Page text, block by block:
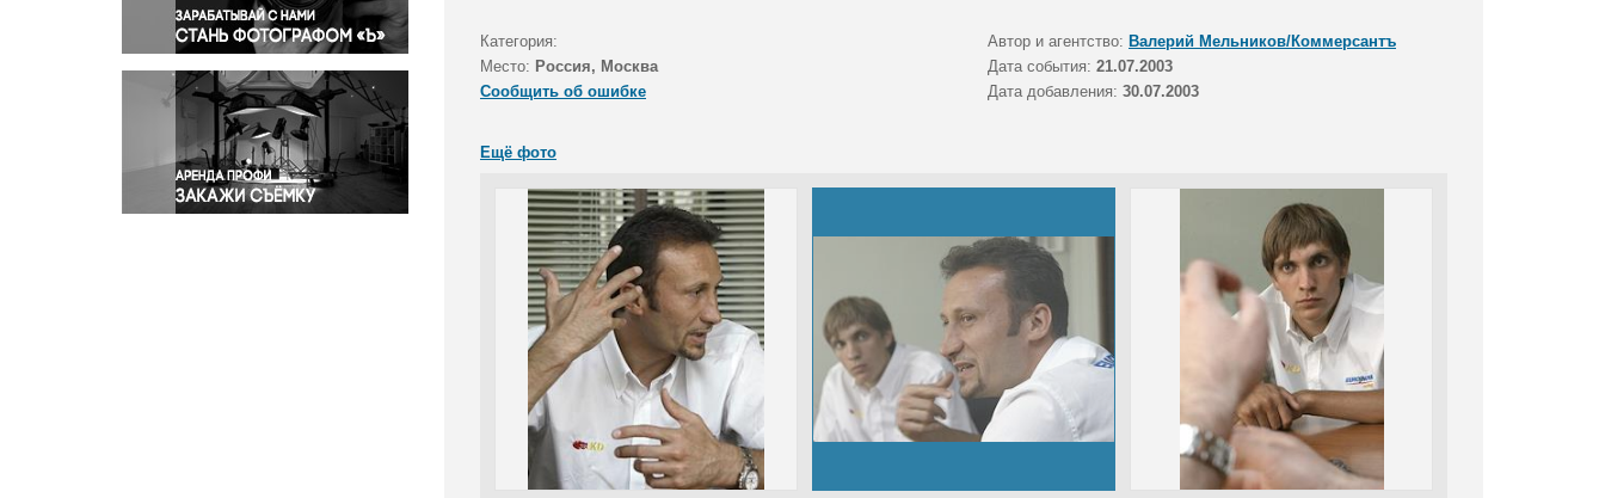
Происшествия и конфликты
Религия
Светская жизнь
Спорт
Экология
Экономика и бизнес
Категория: Автор и агентство: Валерий Мельников/Коммерсантъ
Место: Россия, Москва Дата события: 21.07.2003
Сообщить об ошибке
Дата добавления: 30.07.2003
Ещё фото